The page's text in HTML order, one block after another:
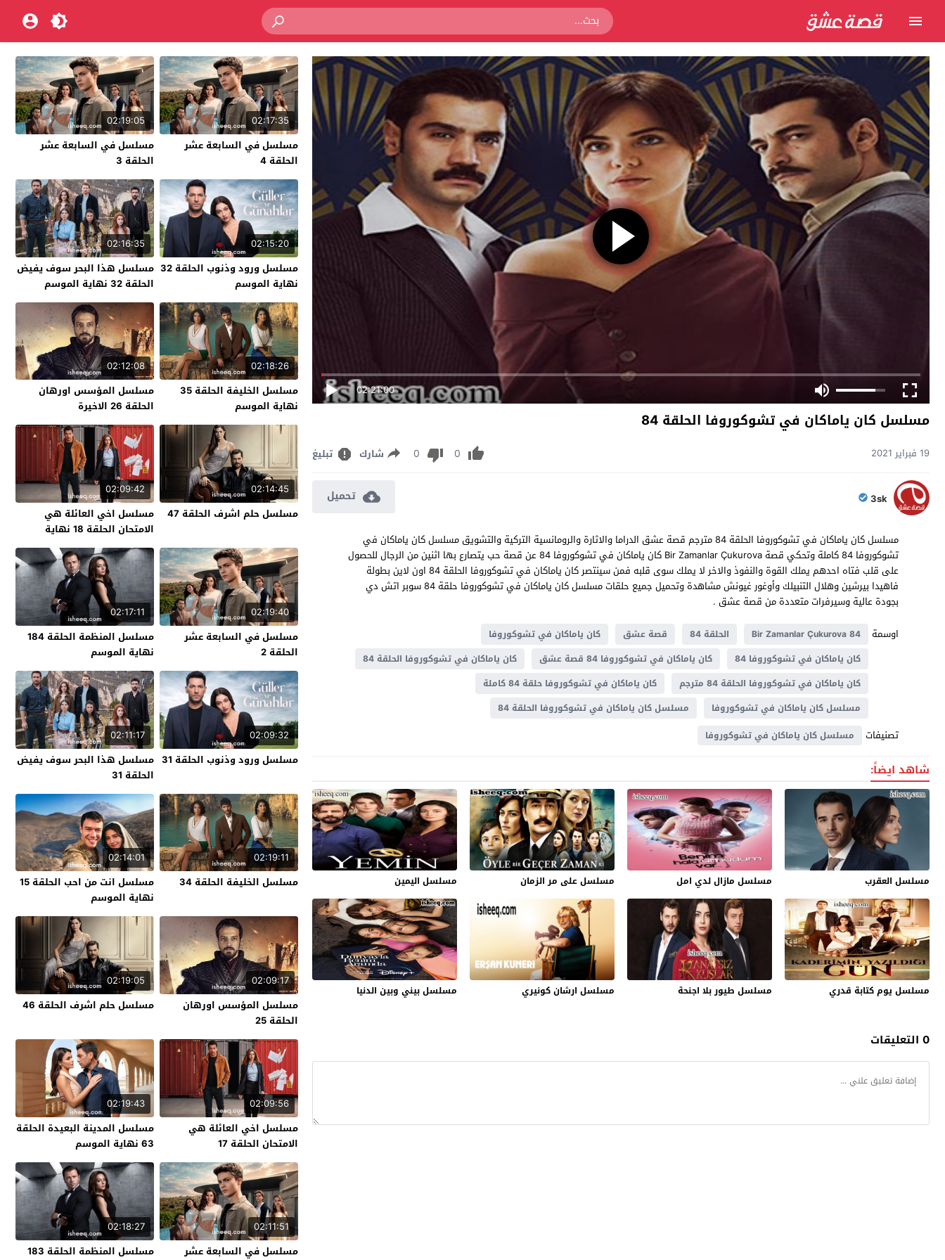
02:21:00
مسلسل كان ياماكان في تشوكوروفا الحلقة 84
19 فبراير 2021 0
0 شارك تبليغ
3sk تحميل
مسلسل كان ياماكان في تشوكوروفا الحلقة 84 مترجم قصة عشق الدراما والاثارة والرومانسية التركية والتشويق مسلسل كان ياماكان في
تشوكوروفا 84 كاملة وتحكي قصة Bir Zamanlar Çukurova كان ياماكان في تشوكوروفا 84 عن قصة حب يتصارع بها اثنين من الرجال للحصول
على قلب فتاه احدهم يملك القوة والنفوذ والاخر لا يملك سوى قلبه فمن سينتصر كان ياماكان في تشوكوروفا الحلقة 84 اون لاين بطولة
فاهيدا بيرشين وهلال التنبيلك وأوغور غيونش مشاهدة وتحميل جميع حلقات مسلسل كان ياماكان في تشوكوروفا حلقة 84 سوبر اتش دي
بجودة عالية وسيرفرات متعددة من قصة عشق .
اوسمة
Bir Zamanlar Çukurova 84 الحلقة 84 قصة عشق
كان ياماكان في تشوكوروفا
كان ياماكان في تشوكوروفا 84
كان ياماكان في تشوكوروفا 84 قصة عشق
كان ياماكان في تشوكوروفا الحلقة 84
كان ياماكان في تشوكوروفا الحلقة 84 مترجم
كان ياماكان في تشوكوروفا حلقة 84 كاملة
مسلسل كان ياماكان في تشوكوروفا
مسلسل كان ياماكان في تشوكوروفا الحلقة 84
تصنيفات مسلسل كان ياماكان في تشوكوروفا
شاهد ايضاً:
مسلسل العقرب مسلسل مازال لدي امل مسلسل على مر الزمان مسلسل اليمين
مسلسل يوم كتابة قدري مسلسل طيور بلا اجنحة مسلسل ارشان كونيري مسلسل بيني وبين الدنيا
0 التعليقات
02:17:35
مسلسل في السابعة عشر
الحلقة 4
02:19:05
مسلسل في السابعة عشر
الحلقة 3
02:15:20
مسلسل ورود وذنوب الحلقة 32
نهاية الموسم
02:16:35
مسلسل هذا البحر سوف يفيض
الحلقة 32 نهاية الموسم
02:18:26
مسلسل الخليفة الحلقة 35
نهاية الموسم
02:12:08
مسلسل المؤسس اورهان
الحلقة 26 الاخيرة
02:14:45
مسلسل حلم اشرف الحلقة 47
02:09:42
مسلسل اخي العائلة هي
الامتحان الحلقة 18 نهاية
الموسم
02:19:40
مسلسل في السابعة عشر
الحلقة 2
02:17:11
مسلسل المنظمة الحلقة 184
نهاية الموسم
02:09:32
مسلسل ورود وذنوب الحلقة 31
02:11:17
مسلسل هذا البحر سوف يفيض
الحلقة 31
02:19:11
مسلسل الخليفة الحلقة 34
02:14:01
مسلسل انت من احب الحلقة 15
نهاية الموسم
02:09:17
مسلسل المؤسس اورهان
الحلقة 25
02:19:05
مسلسل حلم اشرف الحلقة 46
02:09:56
مسلسل اخي العائلة هي
الامتحان الحلقة 17
02:19:43
مسلسل المدينة البعيدة الحلقة
63 نهاية الموسم
02:11:51
مسلسل في السابعة عشر
02:18:27
مسلسل المنظمة الحلقة 183